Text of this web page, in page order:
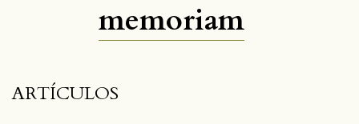
memoriam
ARTÍCULOS